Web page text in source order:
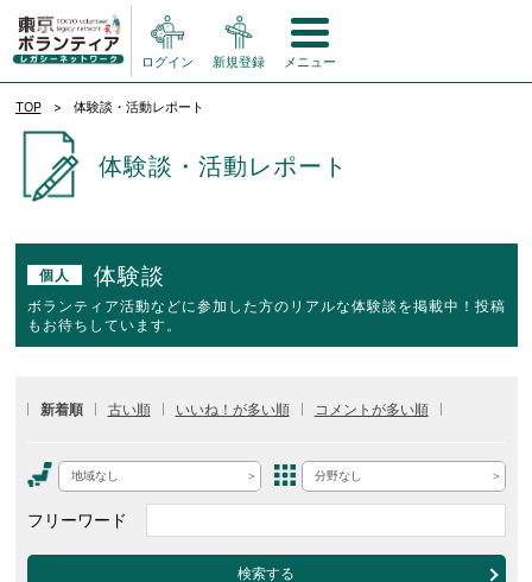
ログイン 新規登録 メニュー
TOP 体験談・活動レポート
体験談・活動レポート
個人 体験談
ボランティア活動などに参加した方のリアルな体験談を掲載中！投稿
もお待ちしています。
新着順 古い順 いいね！が多い順 コメントが多い順
地域なし 分野なし
フリーワード
検索する